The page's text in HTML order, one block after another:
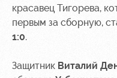
Занятия
спортом
красавец Тигорева,
первым за сборную,
1:0.
Защитник Виталий